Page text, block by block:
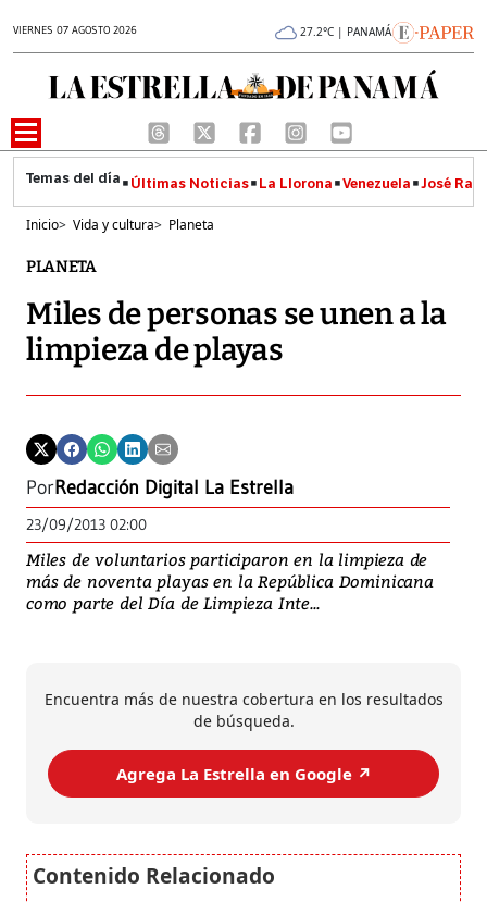
VIERNES 07 AGOSTO 2026 27.2°C | PANAMÁ
Últimas Noticias La Llorona Venezuela José
Inicio> Vida y cultura> Planeta
PLANETA
Miles de personas se unen a la
limpieza de playas
PorRedacción Digital La Estrella
23/09/2013 02:00
Miles de voluntarios participaron en la limpieza de
más de noventa playas en la República Dominicana
como parte del Día de Limpieza Inte...
Encuentra más de nuestra cobertura en los resultados
de búsqueda.
Agrega La Estrella en Google ↗️